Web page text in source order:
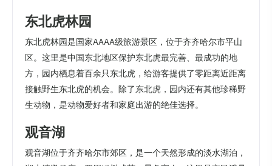
东北虎林园
东北虎林园是国家AAAA级旅游景区，位于齐齐哈尔市平山
区。这里是中国东北地区保护东北虎最完善、最成功的地
方，园内栖息着百余只东北虎，给游客提供了零距离近距离
接触野生东北虎的机会。除了东北虎，园内还有其他珍稀野
生动物，是动物爱好者和家庭出游的绝佳选择。
观音湖
观音湖位于齐齐哈尔市郊区，是一个天然形成的淡水湖泊，